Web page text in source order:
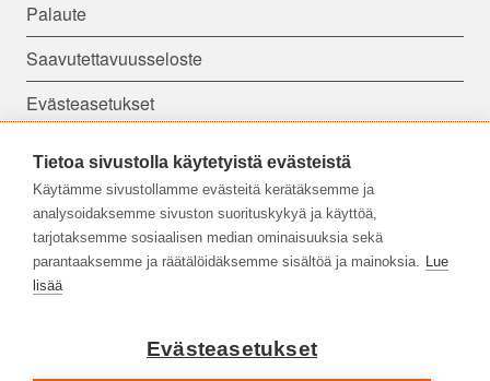
Palaute
Saavutettavuusseloste
Evästeasetukset
Seuraa meitä:
Tietoa sivustolla käytetyistä evästeistä
Käytämme sivustollamme evästeitä kerätäksemme ja
analysoidaksemme sivuston suorituskykyä ja käyttöä,
tarjotaksemme sosiaalisen median ominaisuuksia sekä
parantaaksemme ja räätälöidäksemme sisältöä ja mainoksia. Lue
lisää
Evästeasetukset